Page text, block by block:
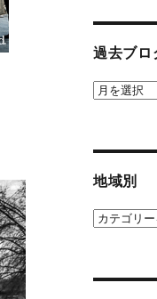
過去ブロ
過
地域別
地